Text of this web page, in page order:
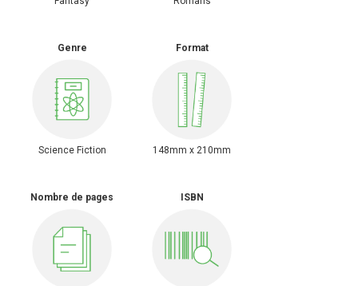
Genre
Science Fiction
Format
148mm x 210mm
Nombre de pages ISBN